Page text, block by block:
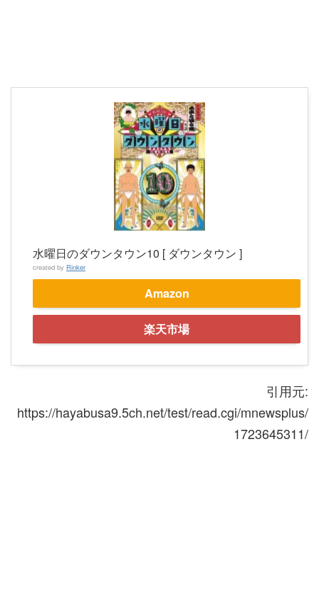
水曜日のダウンタウン10 [ ダウンタウン ]
created by Rinker
Amazon
楽天市場
引用元:
https://hayabusa9.5ch.net/test/read.cgi/mnewsplus/
1723645311/